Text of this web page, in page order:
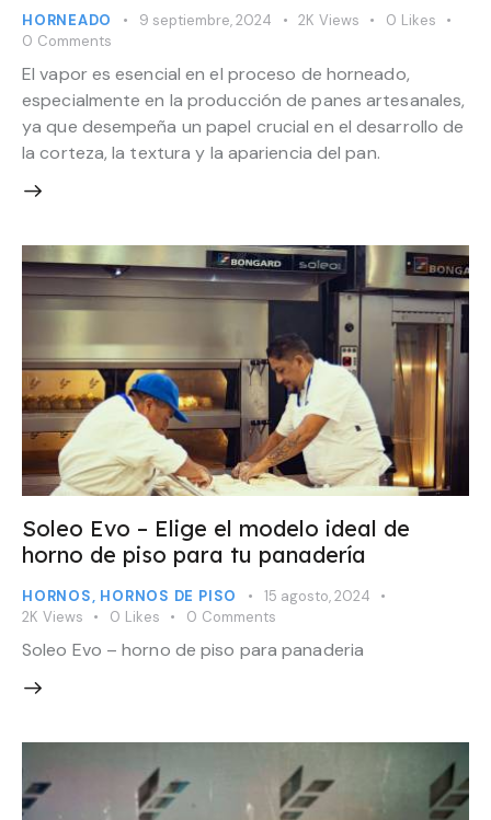
HORNEADO 9 septiembre, 2024 2K Views 0 Likes
0 Comments
El vapor es esencial en el proceso de horneado,
especialmente en la producción de panes artesanales,
ya que desempeña un papel crucial en el desarrollo de
la corteza, la textura y la apariencia del pan.
Soleo Evo – Elige el modelo ideal de
horno de piso para tu panadería
HORNOS, HORNOS DE PISO
15 agosto, 2024
2K Views 0 Likes 0 Comments
Soleo Evo – horno de piso para panaderia